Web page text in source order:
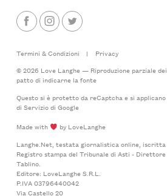
Termini & Condizioni |
Privacy
© 2026 Love Langhe — Riproduzione parziale
patto di indicarne la fonte
Questo si è protetto da reCaptcha e si
di Serviziodi Google
Made with
by LoveLanghe
Langhe.Net, testata giornalistica online, iscritta
Registro stampa del Tribunale di Asti -
Tablino.
Editore: LoveLanghe S.R.L.
P.IVA 03796440042
Via Castello 20